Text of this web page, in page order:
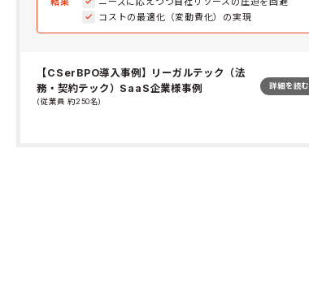
コストの最適化（変動費化）の実現
【CSerBPO導入事例】リーガルテック（法
務・契約テック）SaaS企業様事例
(従業員 約250名)
詳細を読む